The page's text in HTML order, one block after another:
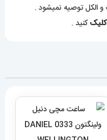
و الکل توصیه نمیشود .
کنید .